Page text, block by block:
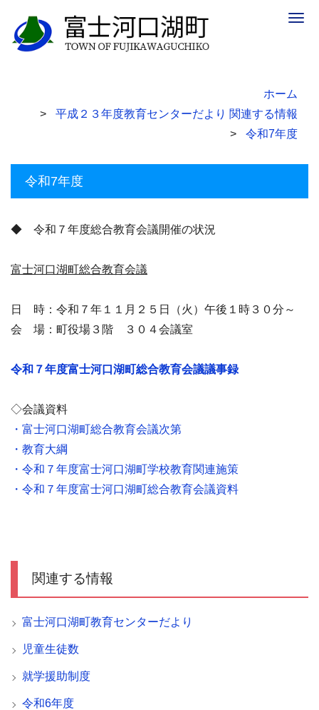
ホーム
平成２３年度教育センターだより 関連する情報
令和7年度
令和7年度
◆ 令和７年度総合教育会議開催の状況
富士河口湖町総合教育会議
日 時：令和７年１１月２５日（火）午後１時３０分～
会 場：町役場３階 ３０４会議室
令和７年度富士河口湖町総合教育会議議事録
◇会議資料
・富士河口湖町総合教育会議次第
・教育大綱
・令和７年度富士河口湖町学校教育関連施策
・令和７年度富士河口湖町総合教育会議資料
関連する情報
富士河口湖町教育センターだより
児童生徒数
就学援助制度
令和6年度